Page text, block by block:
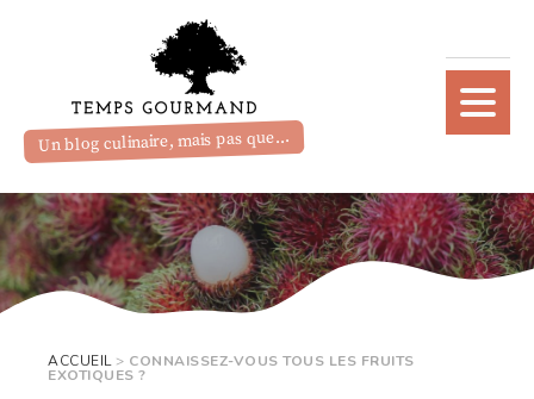
Un blog culinaire, mais pas que...
ACCUEIL> CONNAISSEZ-VOUS TOUS LES FRUITS
EXOTIQUES ?